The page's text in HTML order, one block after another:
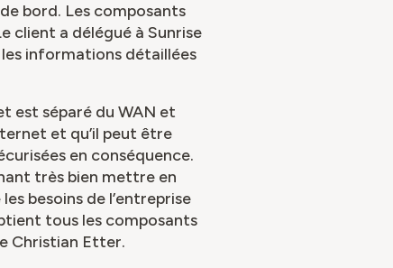
bord. Les composants
client a délégué à Sunrise
informations détaillées
est séparé du WAN et
et qu’il peut être
en conséquence.
très bien mettre en
besoins de l’entreprise
tous les composants
Christian Etter.